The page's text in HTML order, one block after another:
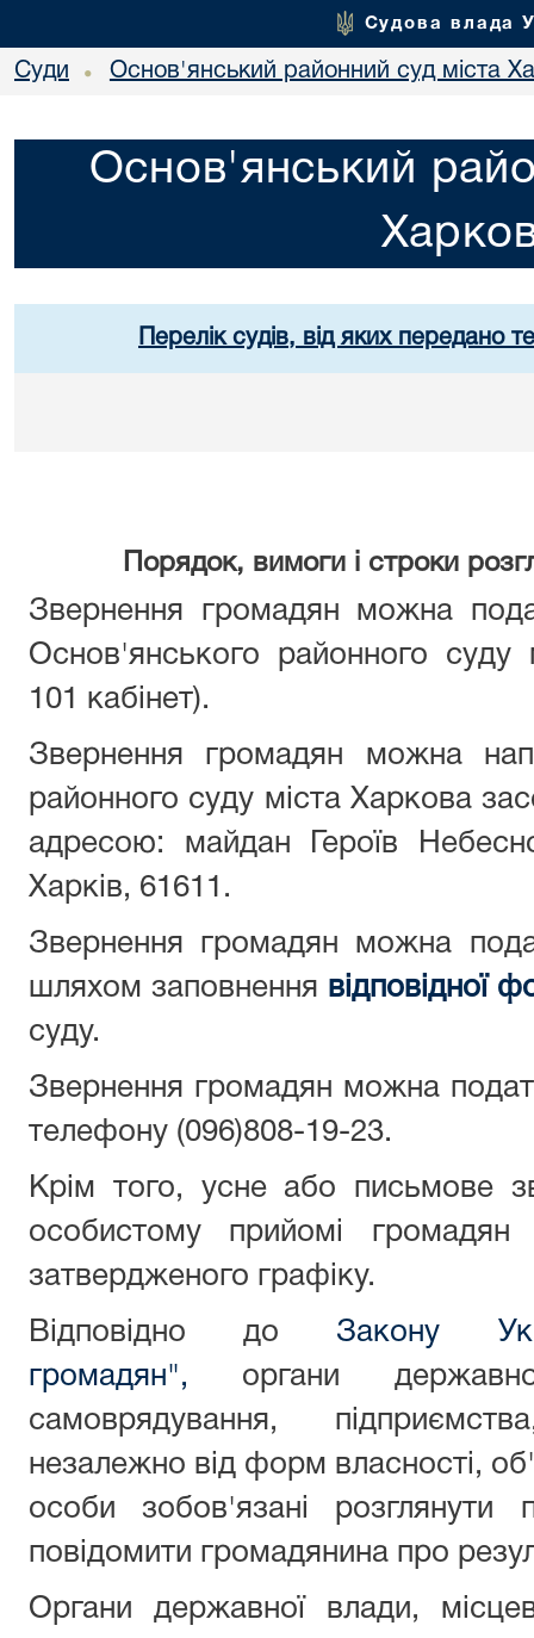
Судова влада
Суди • Основ'янський районний суд міста
Основ'янський
Перелік судів, від яких передано
Порядок, вимоги і строки
Звернення громадян можна
Основ'янського районного
101 кабінет).
Звернення громадян можна
районного суду міста Харкова
адресою: майдан Героїв
Харків, 61611.
Звернення громадян можна
шляхом заповнення відповідної
суду.
Звернення громадян можна
телефону (096)808-19-23.
Крім того, усне або письмове
особистому прийомі громадян
затвердженого графіку.
Відповідно до Закону
громадян", органи
самоврядування,
незалежно від форм власності,
особи зобов'язані розглянути
повідомити громадянина про
Органи державної влади,